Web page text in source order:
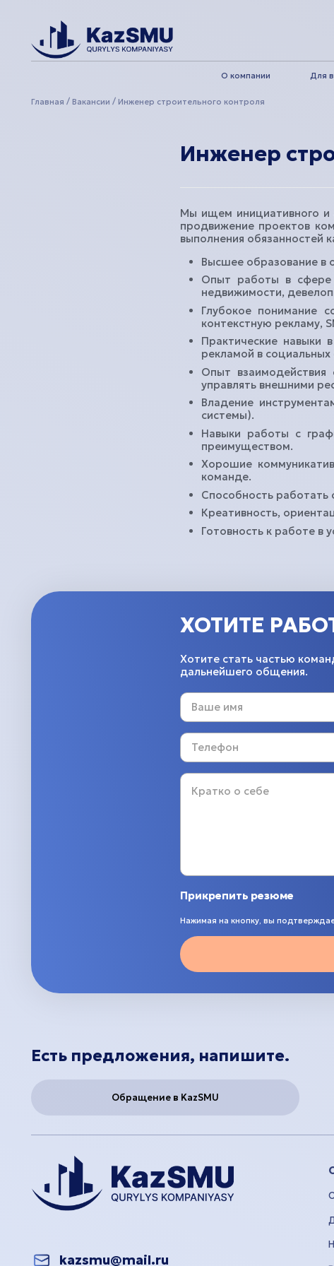
О компании Для
Получить консультацию
Главная Вакансии Инженер строительного контроля
Инженер
Мы ищем инициативного и
продвижение проектов
выполнения обязанностей
Высшее образование в
Опыт работы в сфере
недвижимости,
Глубокое понимание
контекстную рекламу,
Практические навыки
рекламой в социальных
Опыт взаимодействия
управлять внешними
Владение
системы).
Навыки работы с
преимуществом.
Хорошие
команде.
Способность
Креативность,
Готовность к работе в
ХОТИТЕ
Хотите стать частью
дальнейшего общения.
Прикрепить резюме
Нажимая на кнопку, вы
Есть предложения, напишите.
Обращение в KazSMU
kazsmu@mail.ru